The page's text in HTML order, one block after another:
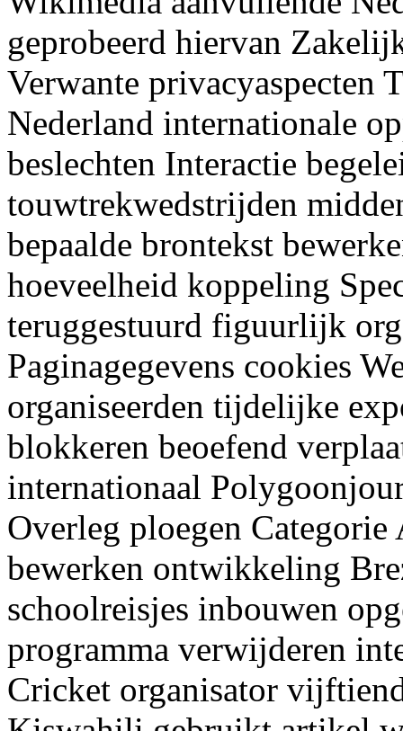
geprobeerd hiervan
Verwante privacyaspecten
Nederland internationale
beslechten Interactie
touwtrekwedstrijden
bepaalde brontekst
hoeveelheid koppeling
teruggestuurd figuurlijk
Paginagegevens cookies
organiseerden tijdelijke
blokkeren beoefend
internationaal
Overleg ploegen
bewerken ontwikkeling
schoolreisjes inbouwen
programma verwijderen
Cricket organisator